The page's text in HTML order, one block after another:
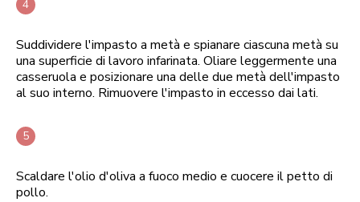
Suddividere l'impasto a metà e spianare ciascuna metà su
una superficie di lavoro infarinata. Oliare leggermente una
casseruola e posizionare una delle due metà dell'impasto
al suo interno. Rimuovere l'impasto in eccesso dai lati.
Scaldare l'olio d'oliva a fuoco medio e cuocere il petto di
pollo.